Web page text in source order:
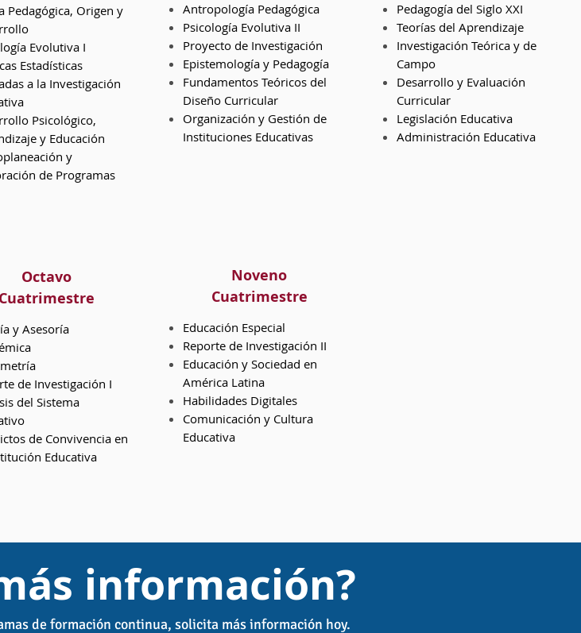
Pedagógica, Origen y
Evolutiva I
Estadísticas
a la Investigación
Psicológico,
y Educación
y
de Programas
Antropología Pedagógica
Psicología Evolutiva II
Proyecto de Investigación
Epistemología y Pedagogía
Fundamentos Teóricos del
Diseño Curricular
Organización y Gestión de
Instituciones Educativas
Pedagogía del Siglo XXI
Teorías del Aprendizaje
Investigación Teórica y de
Campo
Desarrollo y Evaluación
Curricular
Legislación Educativa
Administración Educativa
Octavo
Cuatrimestre
y Asesoría
de Investigación I
del Sistema
de Convivencia en
Educativa
Noveno
Cuatrimestre
Educación Especial
Reporte de Investigación II
Educación y Sociedad en
América Latina
Habilidades Digitales
Comunicación y Cultura
Educativa
información?
de formación continua, solicita más información hoy.